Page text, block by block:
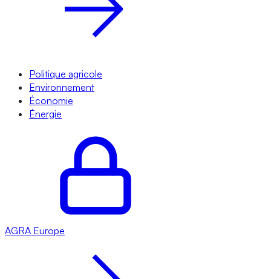
Politique agricole
Environnement
Économie
Énergie
AGRA Europe